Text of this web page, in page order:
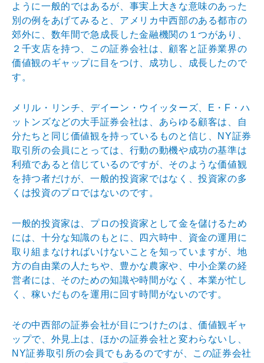
ように一般的ではあるが、事実上大きな意味のあった
別の例をあげてみると、アメリカ中西部のある都市の
郊外に、数年間で急成長した金融機関の１つがあり、
２千支店を持つ、この証券会社は、顧客と証券業界の
価値観のギャップに目をつけ、成功し、成長したので
す。
メリル・リンチ、デイーン・ウイッターズ、E・F・ハ
ットンズなどの大手証券会社は、あらゆる顧客は、自
分たちと同じ価値観を持っているものと信じ、NY証券
取引所の会員にとっては、行動の動機や成功の基準は
利殖であると信じているのですが、そのような価値観
を持つ者だけが、一般的投資家ではなく、投資家の多
くは投資のプロではないのです。
一般的投資家は、プロの投資家として金を儲けるため
には、十分な知識のもとに、四六時中、資金の運用に
取り組まなければいけないことを知っていますが、地
方の自由業の人たちや、豊かな農家や、中小企業の経
営者には、そのための知識や時間がなく、本業が忙し
く、稼いだものを運用に回す時間がないのです。
その中西部の証券会社が目につけたのは、価値観ギャ
ップで、外見上は、ほかの証券会社と変わらないし、
NY証券取引所の会員でもあるのですが、この証券会社